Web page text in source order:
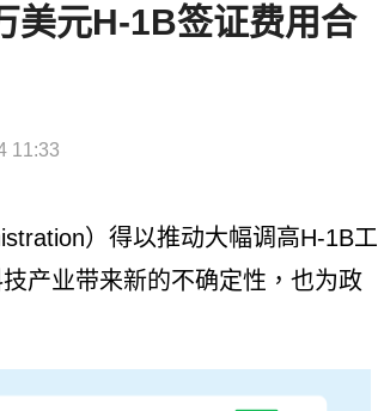
元H-1B签证费用合
11:33
）得以推动大幅调高H-1B工
产业带来新的不确定性，也为政